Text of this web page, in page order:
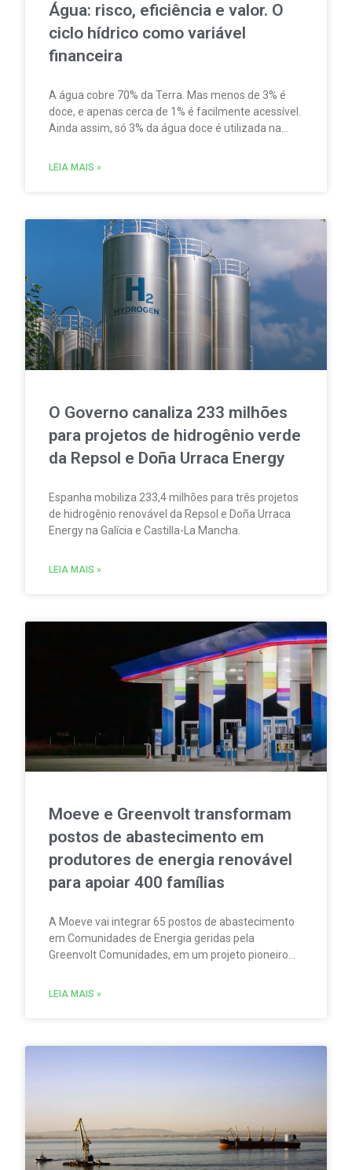
Água: risco, eficiência e valor. O
ciclo hídrico como variável
financeira
A água cobre 70% da Terra. Mas menos de 3% é
doce, e apenas cerca de 1% é facilmente acessível.
Ainda assim, só 3% da água doce é utilizada na
67% da água doce se destina à agricultura,
LEIA MAIS »
O Governo canaliza 233 milhões
para projetos de hidrogênio verde
da Repsol e Doña Urraca Energy
Espanha mobiliza 233,4 milhões para três projetos
de hidrogênio renovável da Repsol e Doña Urraca
Energy na Galícia e Castilla-La Mancha.
LEIA MAIS »
Moeve e Greenvolt transformam
postos de abastecimento em
produtores de energia renovável
para apoiar 400 famílias
A Moeve vai integrar 65 postos de abastecimento
em Comunidades de Energia geridas pela
Greenvolt Comunidades, em um projeto pioneiro
consumir e partilhar energia renovável localmente.
LEIA MAIS »